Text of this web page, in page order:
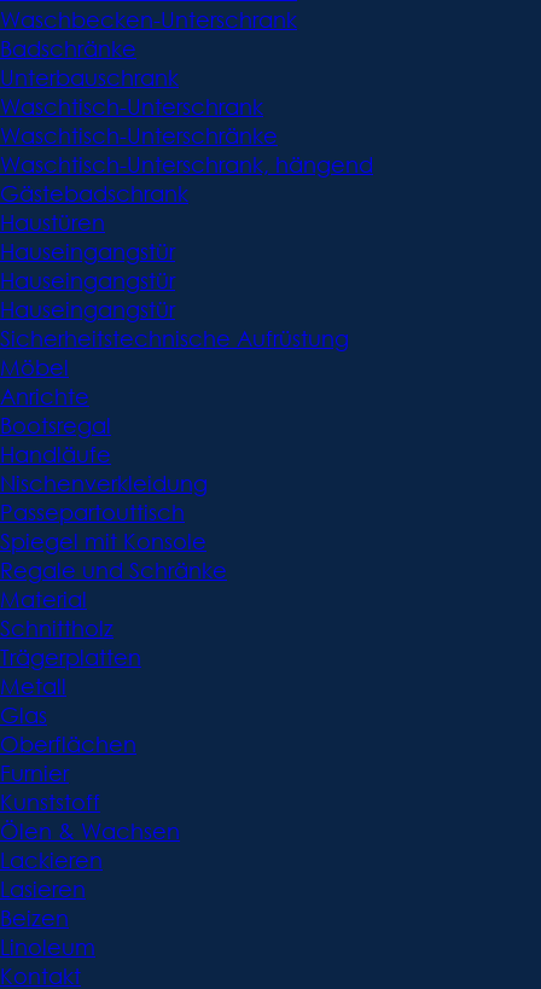
Waschbecken-Unterschrank
Badschränke
Unterbauschrank
Waschtisch-Unterschrank
Waschtisch-Unterschränke
Waschtisch-Unterschrank, hängend
Gästebadschrank
Haustüren
Hauseingangstür
Hauseingangstür
Hauseingangstür
Sicherheitstechnische Aufrüstung
Möbel
Anrichte
Bootsregal
Handläufe
Nischenverkleidung
Passepartouttisch
Spiegel mit Konsole
Regale und Schränke
Material
Schnittholz
Trägerplatten
Metall
Glas
Oberflächen
Furnier
Kunststoff
Ölen & Wachsen
Lackieren
Lasieren
Beizen
Linoleum
Kontakt